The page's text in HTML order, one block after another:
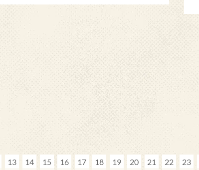
13 14 15 16 17 18 19 20 21 22 23